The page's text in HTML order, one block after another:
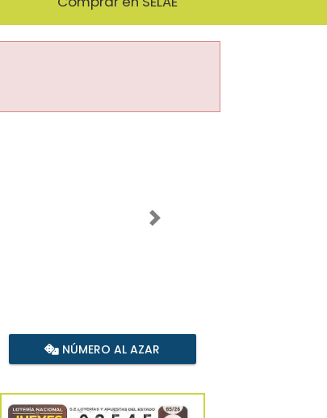
Imagen siguiente
NÚMERO AL AZAR